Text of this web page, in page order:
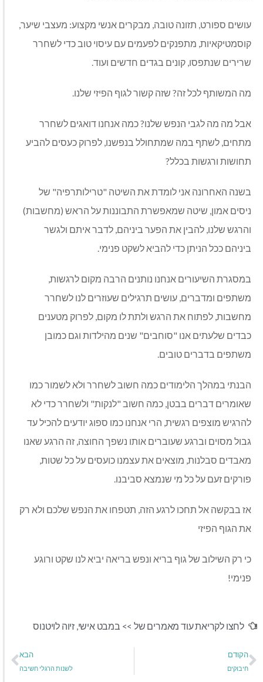
עושים ספורט, תזונה טובה, מבקרים אנשי מקצוע: מעצבי שיער,
קוסמטיקאיות, מתפנקים לפעמים עם עיסוי טוב כדי לשחרר
שרירים שנתפסו, קונים בגדים חדשים ועוד.
מה המשותף לכל זה? שזה קשור לגוף הפיזי שלנו.
אבל מה מה לגבי הנפש שלנו? כמה אנחנו דואגים לשחרר
מתחים, לשתף במה שמתחולל בנפשנו, לפרוק כעסים להביע
תחושות ורגשות בכלל?
בשנה האחרונה אני לומדת את השיטה "טרילותרפיה" של
ניסים אמון, שיטה שמאפשרת התבוננות על הראש (מחשבות)
והרגש שלנו, להבין את הפער ביניהם, לדבר איתם ולגשר
ביניהם ככל הניתן כדי להביא לשקט פנימי.
במסגרת השיעורים אנחנו נותנים הרבה מקום לרגשות,
משתפים ומדברים, עושים תרגילים שעוזרים לנו לשחרר
מחשבות, לפתוח את הרגש ולתת לו מקום, לפרוק מטענים
כבדים שלעתים אנו "סוחבים" שנים מהילדות וגם כמובן
משתפים בדברים טובים.
הבנתי במהלך הלימודים כמה חשוב לשחרר ולא לשמור כמו
שאומרים דברים בבטן, כמה חשוב "לנקות" ולשחרר כדי לא
להרגיש מוצפים רגשית, הרי אנחנו כמו ספוג יודעים להכיל עד
גבול מסוים וברגע שעוברים אותו נשפך החוצה, זה הרגע שאנו
מאבדים סבלנות, מוצאים את עצמנו כועסים על כל שטות,
פורקים זעם על כל מי שנמצא סביבנו.
אז בבקשה אל תחכו לרגע הזה, תטפחו את הנפש שלכם ולא רק
את הגוף הפיזי
כי רק השילוב של גוף בריא ונפש בריאה יביא לנו שקט ורוגע
פנימי!
לחצו לקריאת עוד מאמרים של >> במבט אישי,זיוה לויטנוס
הקודם
חיבוקים
הבא
לשנות הרגלי חשיבה